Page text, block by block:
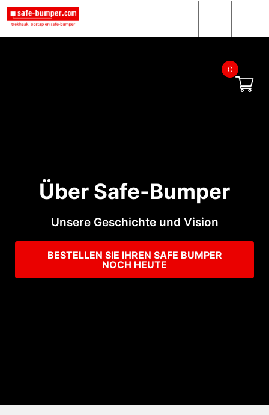
Über Safe-Bumper
Unsere Geschichte und Vision
BESTELLEN SIE IHREN SAFE BUMPER
NOCH HEUTE
0